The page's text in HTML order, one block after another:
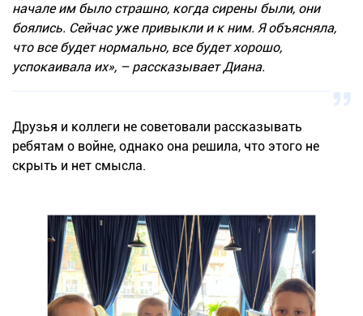
начале им было страшно, когда сирены были, они
боялись. Сейчас уже привыкли и к ним. Я объясняла,
что все будет нормально, все будет хорошо,
успокаивала их», – рассказывает Диана.
Друзья и коллеги не советовали рассказывать
ребятам о войне, однако она решила, что этого не
скрыть и нет смысла.